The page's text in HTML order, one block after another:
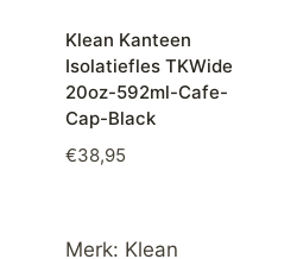
Klean Kanteen
Isolatiefles TKWide
20oz-592ml-Cafe-
Cap-Black
€38,95
Merk: Klean